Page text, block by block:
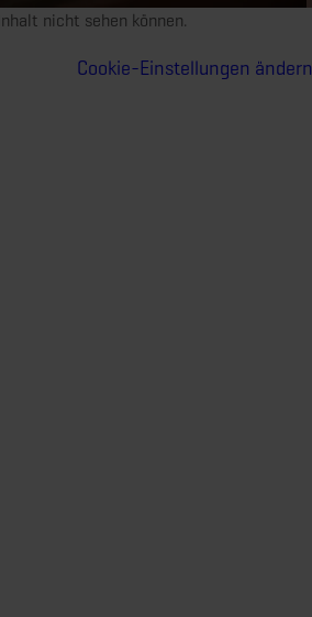
nicht sehen können.
Cookie-Einstellungen ändern